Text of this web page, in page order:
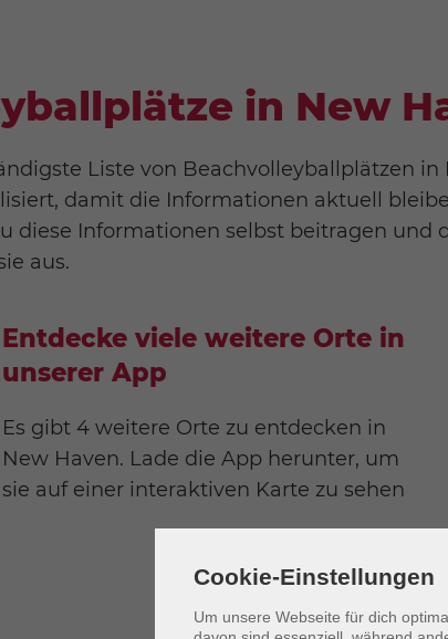
Cookie-Einstellungen
Um unsere Webseite für dich
in New
Liste von Beachvolleyballplätzen
damit die Informationen aktuell
diese Informationen selbst beitragen
aus.
Entdecke viele weitere Orte in
unserer App
Es gibt 4 weitere Orte zu entdecken in
New Haven. Lade die App herunter, um
sie auf einer interaktiven Karte zu sehen